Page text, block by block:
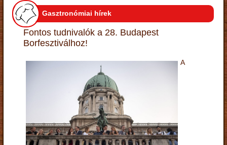
Gasztronómiai hírek
Fontos tudnivalók a 28. Budapest
Borfesztiválhoz!
A